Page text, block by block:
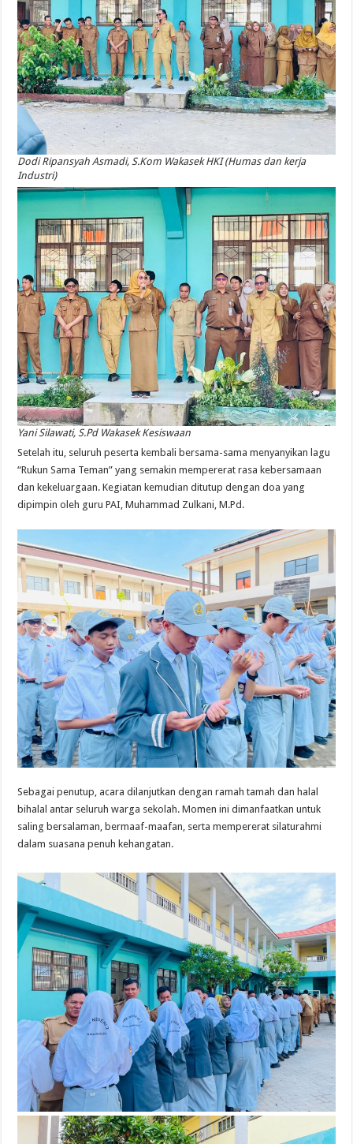
Dodi Ripansyah Asmadi, S.Kom Wakasek HKI (Humas dan kerja
Industri)
Yani Silawati, S.Pd Wakasek Kesiswaan
Setelah itu, seluruh peserta kembali bersama-sama menyanyikan lagu
“Rukun Sama Teman” yang semakin mempererat rasa kebersamaan
dan kekeluargaan. Kegiatan kemudian ditutup dengan doa yang
dipimpin oleh guru PAI, Muhammad Zulkani, M.Pd.
Sebagai penutup, acara dilanjutkan dengan ramah tamah dan halal
bihalal antar seluruh warga sekolah. Momen ini dimanfaatkan untuk
saling bersalaman, bermaaf-maafan, serta mempererat silaturahmi
dalam suasana penuh kehangatan.